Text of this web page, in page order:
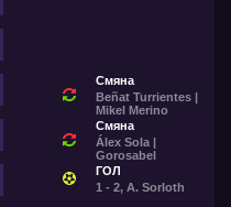
Смяна
Beñat Turrientes |
Mikel Merino
Смяна
Álex Sola |
Gorosabel
ГОЛ
1 - 2, A. Sorloth